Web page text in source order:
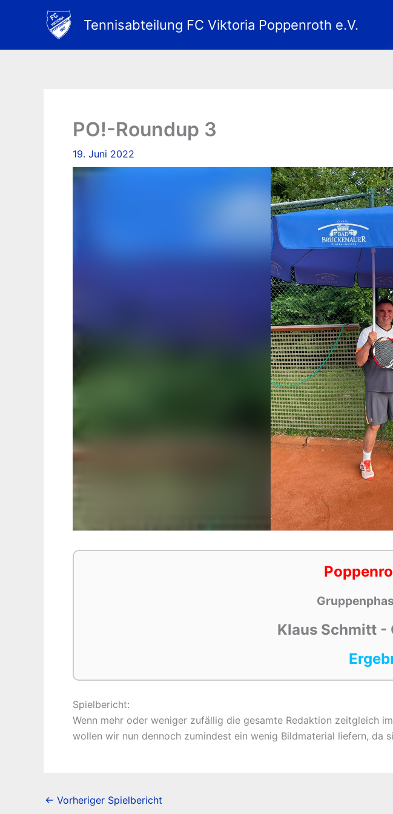
Tennisabteilung FC Viktoria Poppenroth e.V.
PO!-Roundup 3
19. Juni 2022
Klaus Schmitt -
Spielbericht:
Wenn mehr oder weniger zufällig die gesamte Redaktion zeitgleich
wollen wir nun dennoch zumindest ein wenig Bildmaterial liefern, da
← Vorheriger Spielbericht